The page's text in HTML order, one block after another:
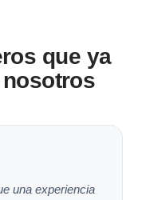
que ya
una experiencia